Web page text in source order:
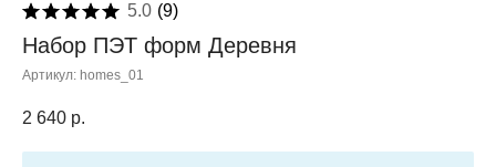
5.0 (9)
Набор ПЭТ форм Деревня
Артикул: homes_01
2 640 р.